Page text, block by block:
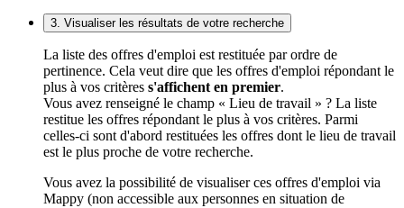
3. Visualiser les résultats de votre recherche
La liste des offres d'emploi est restituée par ordre de
pertinence. Cela veut dire que les offres d'emploi répondant le
plus à vos critères s'affichent en premier.
Vous avez renseigné le champ « Lieu de travail » ? La liste
restitue les offres répondant le plus à vos critères. Parmi
celles-ci sont d'abord restituées les offres dont le lieu de travail
est le plus proche de votre recherche.
Vous avez la possibilité de visualiser ces offres d'emploi via
Mappy (non accessible aux personnes en situation de